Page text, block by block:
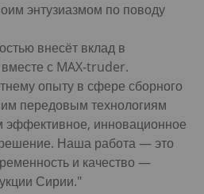
энтузиазмом по поводу
внесёт вклад в
с MAX-truder.
опыту в сфере сборного
передовым технологиям
инновационное
Наша работа — это
и качество —
Сирии."